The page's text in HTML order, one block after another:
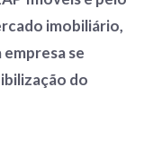
imobiliário,
se
do